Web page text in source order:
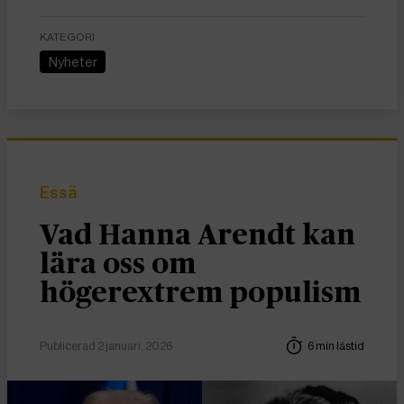
KATEGORI
Nyheter
Essä
Vad Hanna Arendt kan
lära oss om
högerextrem populism
Publicerad 2 januari, 2026 6 min lästid